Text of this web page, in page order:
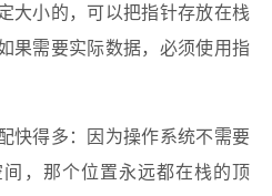
大小的，可以把指针存放在栈
果需要实际数据，必须使用指
快得多：因为操作系统不需要
，那个位置永远都在栈的顶